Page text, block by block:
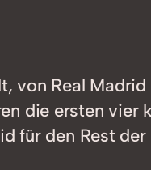
von Real
die ersten
für den Rest